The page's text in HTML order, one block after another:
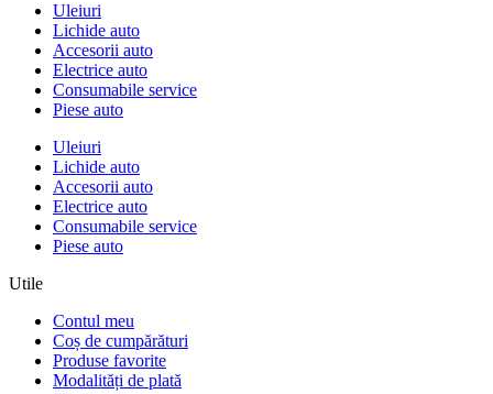
Uleiuri
Lichide auto
Accesorii auto
Electrice auto
Consumabile service
Piese auto
Uleiuri
Lichide auto
Accesorii auto
Electrice auto
Consumabile service
Piese auto
Utile
Contul meu
Coș de cumpărături
Produse favorite
Modalități de plată